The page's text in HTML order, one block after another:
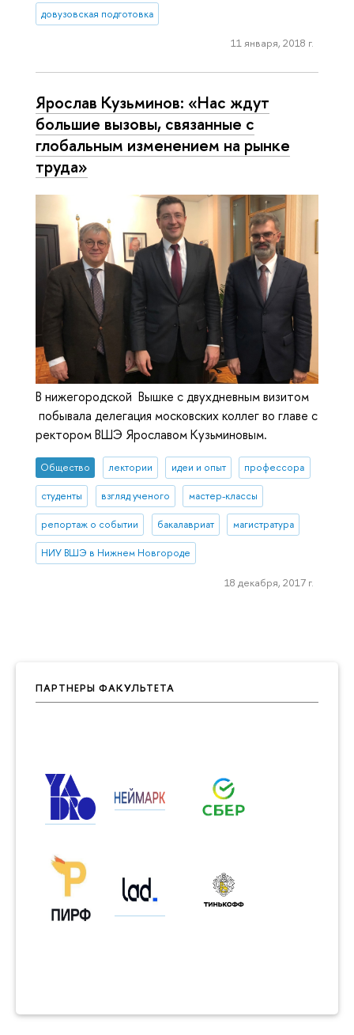
ПАРТНЕРЫ ФАКУЛЬТЕТА
довузовская подготовка
11 января, 2018 г.
Ярослав Кузьминов: «Нас ждут
большие вызовы, связанные с
глобальным изменением на рынке
труда»
В нижегородской Вышке с двухдневным визитом
побывала делегация московских коллег во главе с
ректором ВШЭ Ярославом Кузьминовым.
Общество лектории идеи и опыт профессора
студенты взгляд ученого мастер-классы
репортаж о событии бакалавриат магистратура
НИУ ВШЭ в Нижнем Новгороде
18 декабря, 2017 г.